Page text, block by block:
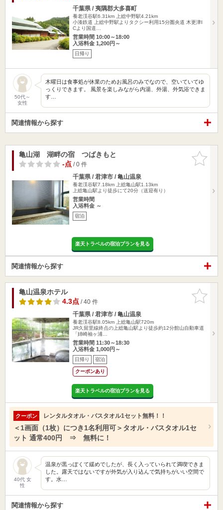
千葉県 / 夷隅郡大多喜町
養老渓谷駅6.31km
上総中野駅4.21km
小湊鉄道 上総中野駅よりタクシー利用15分圏央道 木更津I
Cより国道…
営業時間 10:00～18:00
入浴料金 1,200円～
日帰り
50代～
女性
木曜日は食事処が休業のためお風呂のみでなので、空いていてゆ
っくりできます。 風景を楽しみながら内湯、外湯、外気浴できま
す…
関連情報から探す
お気に入
りに追加
亀山湖 湖畔の宿 つばきもと
-点/ 0 件
千葉県 / 君津市 / 亀山温泉
養老渓谷駅7.18km
上総亀山駅1.13km
上総亀山駅より徒歩にて20分（送迎有り）
営業時間
入浴料金 ～
宿泊
楽天トラベルの宿泊プランを見る
関連情報から探す
お気に入
りに追加
亀山温泉ホテル
4.3点/ 40 件
千葉県 / 君津市 / 亀山温泉
養老渓谷駅8.05km
上総亀山駅720m
JR久留里線終点の上総亀山駅より徒歩約12分館山自動車道
「姉崎袖ヶ浦…
営業時間 11:30～18:30
入浴料金 1,000円～
日帰り 宿泊
クーポンあり
楽天トラベルの宿泊プランを見る
クーポン レンタルタオル・バスタオル1セット無料！！
＜1画面（1枚）につき1名利用可＞タオル・バスタオル1セ
ット 通常400円 ⇒ 無料に！
40代 女
性
温泉が黒っぽくて緩めでしたが、長く入っていられて満喫できま
した。露天ではないですが外気が入り込んで気持ちがいい空間で
す。水…
関連情報から探す